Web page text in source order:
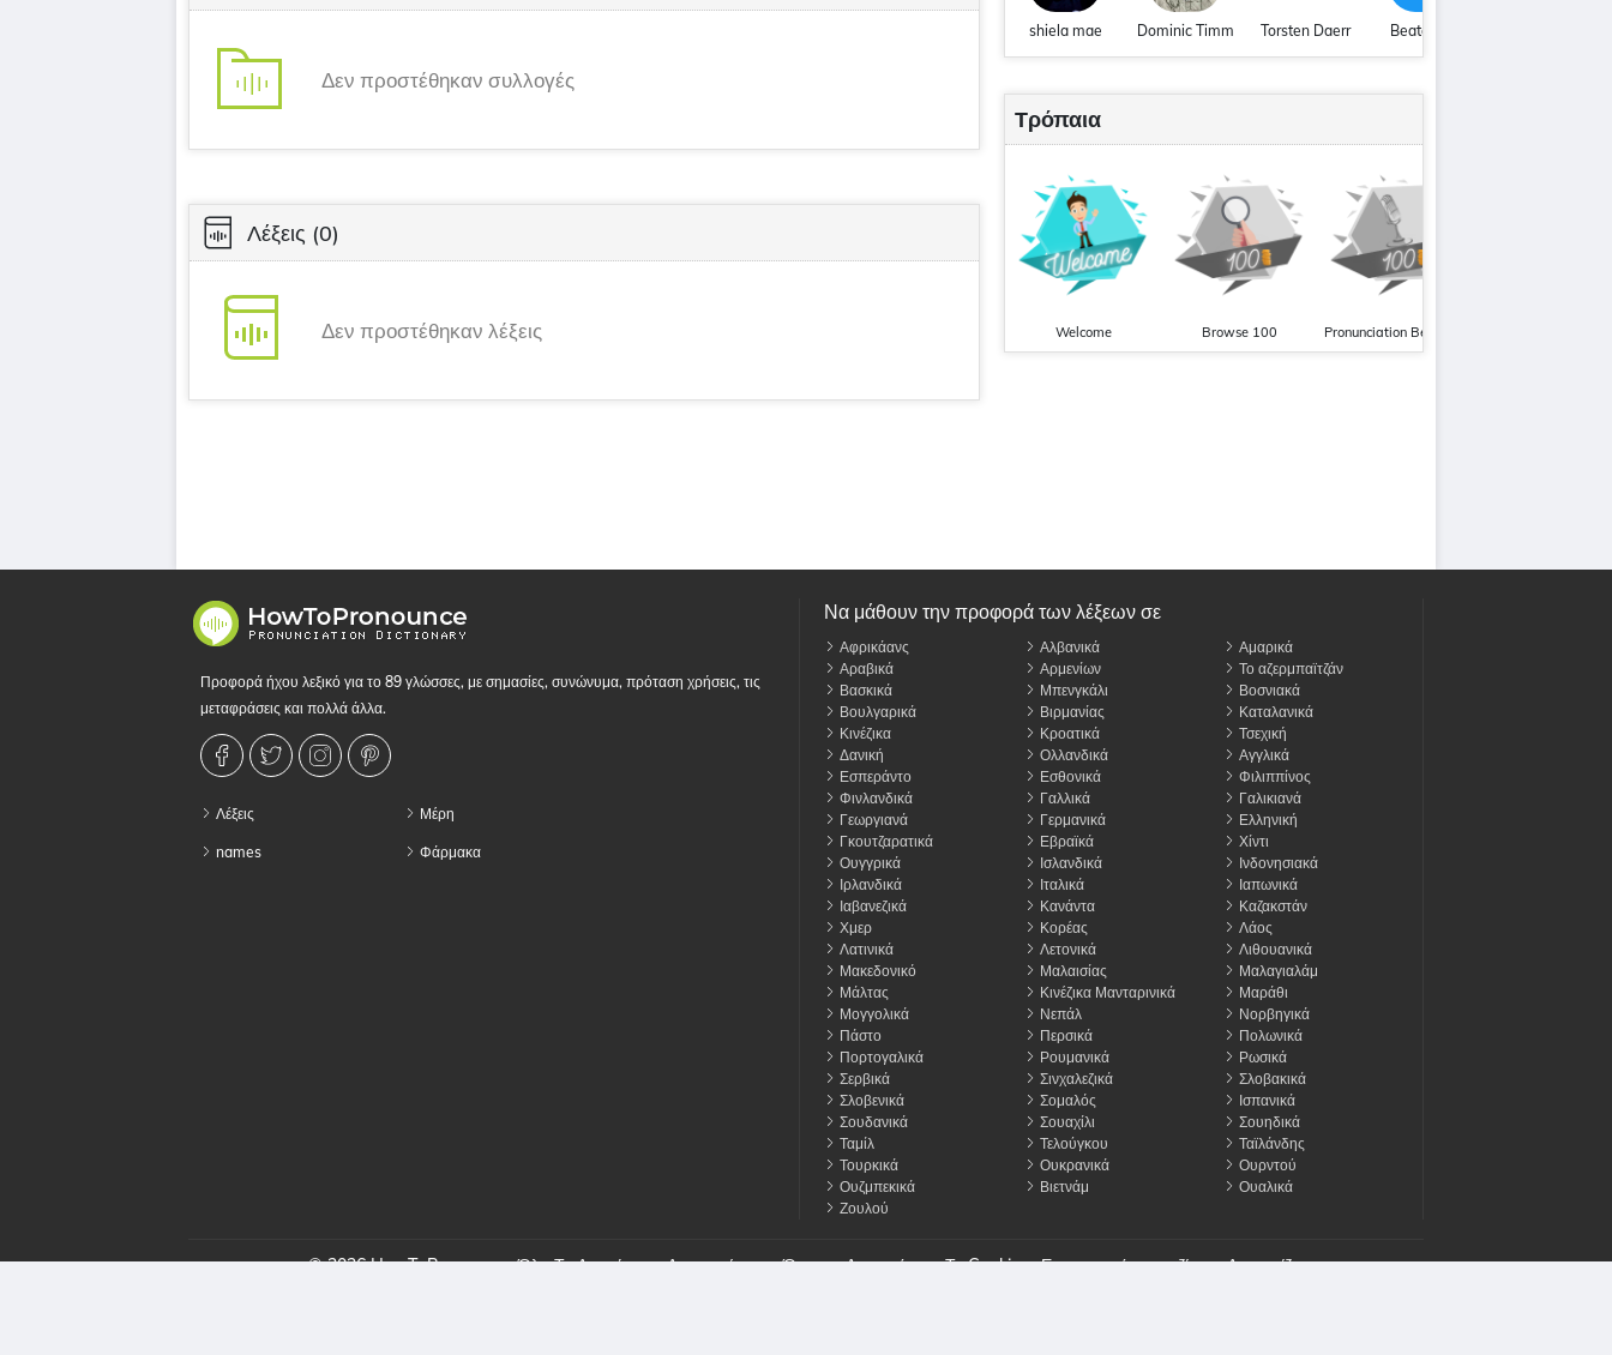
Δεν προστέθηκαν συλλογές
Λέξεις (0)
Δεν προστέθηκαν λέξεις
shiela mae Dominic Timm Torsten Daerr Beata Ken
Τρόπαια
Welcome Browse 100 Pronunciation Beginner
Προφορά ήχου λεξικό για το 89 γλώσσες, με σημασίες, συνώνυμα, πρόταση χρήσεις, τις
μεταφράσεις και πολλά άλλα.
Λέξεις
names
Μέρη
Φάρμακα
Να μάθουν την προφορά των λέξεων σε
Αφρικάανς Αλβανικά
Αμαρικά
Αραβικά
Αρμενίων
Το αζερμπαϊτζάν
Βασκικά
Μπενγκάλι
Βοσνιακά
Βουλγαρικά
Βιρμανίας
Καταλανικά
Κινέζικα
Κροατικά
Τσεχική
Δανική
Ολλανδικά
Αγγλικά
Εσπεράντο
Εσθονικά
Φιλιππίνος
Φινλανδικά
Γαλλικά
Γαλικιανά
Γεωργιανά
Γερμανικά
Ελληνική
Γκουτζαρατικά
Εβραϊκά
Χίντι
Ουγγρικά
Ισλανδικά
Ινδονησιακά
Ιρλανδικά
Ιταλικά
Ιαπωνικά
Ιαβανεζικά
Κανάντα
Καζακστάν
Χμερ
Κορέας
Λάος
Λατινικά
Λετονικά
Λιθουανικά
Μακεδονικό
Μαλαισίας
Μαλαγιαλάμ
Μάλτας
Κινέζικα Μανταρινικά
Μαράθι
Μογγολικά
Νεπάλ
Νορβηγικά
Πάστο
Περσικά
Πολωνικά
Πορτογαλικά
Ρουμανικά
Ρωσικά
Σερβικά
Σινχαλεζικά
Σλοβακικά
Σλοβενικά
Σομαλός
Ισπανικά
Σουδανικά
Σουαχίλι
Σουηδικά
Ταμίλ
Τελούγκου
Ταϊλάνδης
Τουρκικά
Ουκρανικά
Ουρντού
Ουζμπεκικά
Βιετνάμ
Ουαλικά
Ζουλού
© 2026 HowToPronounce. Όλα Τα Δικαιώματα Διατηρούνται Όρους Απορρήτου Τα Cookies Επικοινωνήστε μαζί μας Διαφημίζω